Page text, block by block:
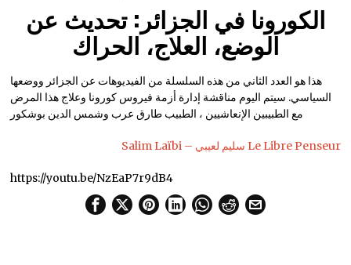
الكورونا في الجزائر: تحديث عن
الوضع، العلاج، الحراك
هذا هو العدد الثاني من هذه السلسلة من الفيديوهات عن الجزائر ووضعها
السياسي. سيتم اليوم مناقشة إدارة أزمة فيروس كورونا وعلاج هذا المرض
مع الطبيبين الإنعاشيين ، الطبيب طارق عرب وشمس الدين بوشكور
Salim Laïbi – سليم لعيبي Le Libre Penseur
https://youtu.be/NzEaP7r9dB4